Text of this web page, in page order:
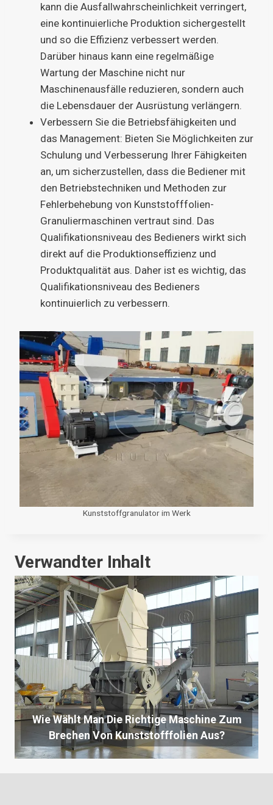
kann die Ausfallwahrscheinlichkeit verringert,
eine kontinuierliche Produktion sichergestellt
und so die Effizienz verbessert werden.
Darüber hinaus kann eine regelmäßige
Wartung der Maschine nicht nur
Maschinenausfälle reduzieren, sondern auch
die Lebensdauer der Ausrüstung verlängern.
Verbessern Sie die Betriebsfähigkeiten und
das Management: Bieten Sie Möglichkeiten zur
Schulung und Verbesserung Ihrer Fähigkeiten
an, um sicherzustellen, dass die Bediener mit
den Betriebstechniken und Methoden zur
Fehlerbehebung von Kunststofffolien-
Granuliermaschinen vertraut sind. Das
Qualifikationsniveau des Bedieners wirkt sich
direkt auf die Produktionseffizienz und
Produktqualität aus. Daher ist es wichtig, das
Qualifikationsniveau des Bedieners
kontinuierlich zu verbessern.
Kunststoffgranulator im Werk
Verwandter Inhalt
Wie Wählt Man Die Richtige Maschine Zum
Brechen Von Kunststofffolien Aus?